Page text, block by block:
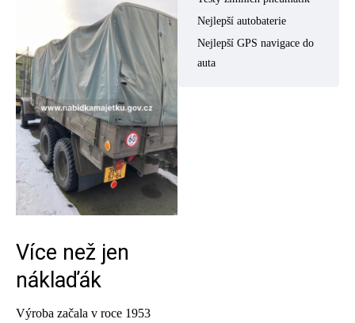
Více než jen
náklaďák
Výroba začala v roce 1953
Nejlepší autobaterie
Nejlepší GPS navigace do
auta